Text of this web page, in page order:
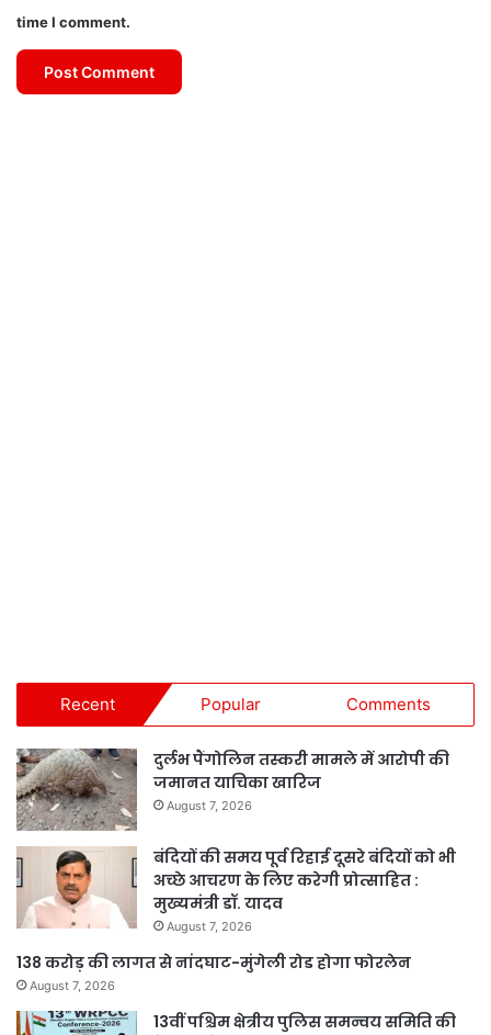
time I comment.
Recent Popular Comments
दुर्लभ पैंगोलिन तस्करी मामले में आरोपी की
जमानत याचिका खारिज
August 7, 2026
बंदियों की समय पूर्व रिहाई दूसरे बंदियों को भी
अच्छे आचरण के लिए करेगी प्रोत्साहित :
मुख्यमंत्री डॉ. यादव
August 7, 2026
138 करोड़ की लागत से नांदघाट-मुंगेली रोड होगा फोरलेन
August 7, 2026
13वीं पश्चिम क्षेत्रीय पुलिस समन्वय समिति की